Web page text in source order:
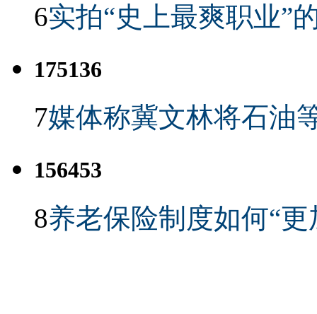
6实拍“史上最爽职业”
175136
7媒体称冀文林将石油
156453
8养老保险制度如何“